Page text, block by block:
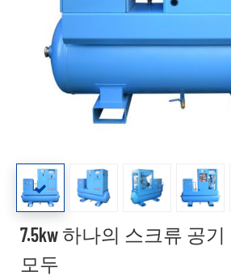
7.5kw 하나의 스크류 공
모두